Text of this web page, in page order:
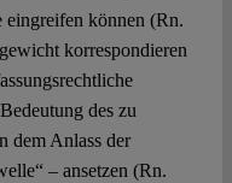
eingreifen können (Rn.
korrespondieren
des zu
dem Anlass der
– ansetzen (Rn.